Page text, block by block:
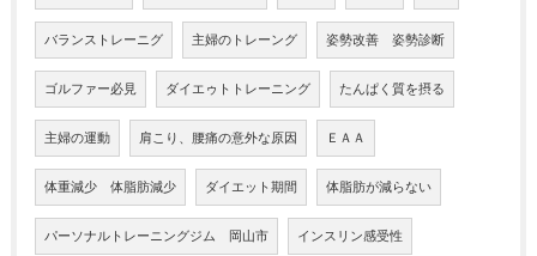
バランストレーニグ 主婦のトレーング 姿勢改善 姿勢診断
ゴルファー必見 ダイエゥトトレーニング たんぱく質を摂る
主婦の運動 肩こり、腰痛の意外な原因 ＥＡＡ
体重減少 体脂肪減少 ダイエット期間 体脂肪が減らない
パーソナルトレーニングジム 岡山市 インスリン感受性